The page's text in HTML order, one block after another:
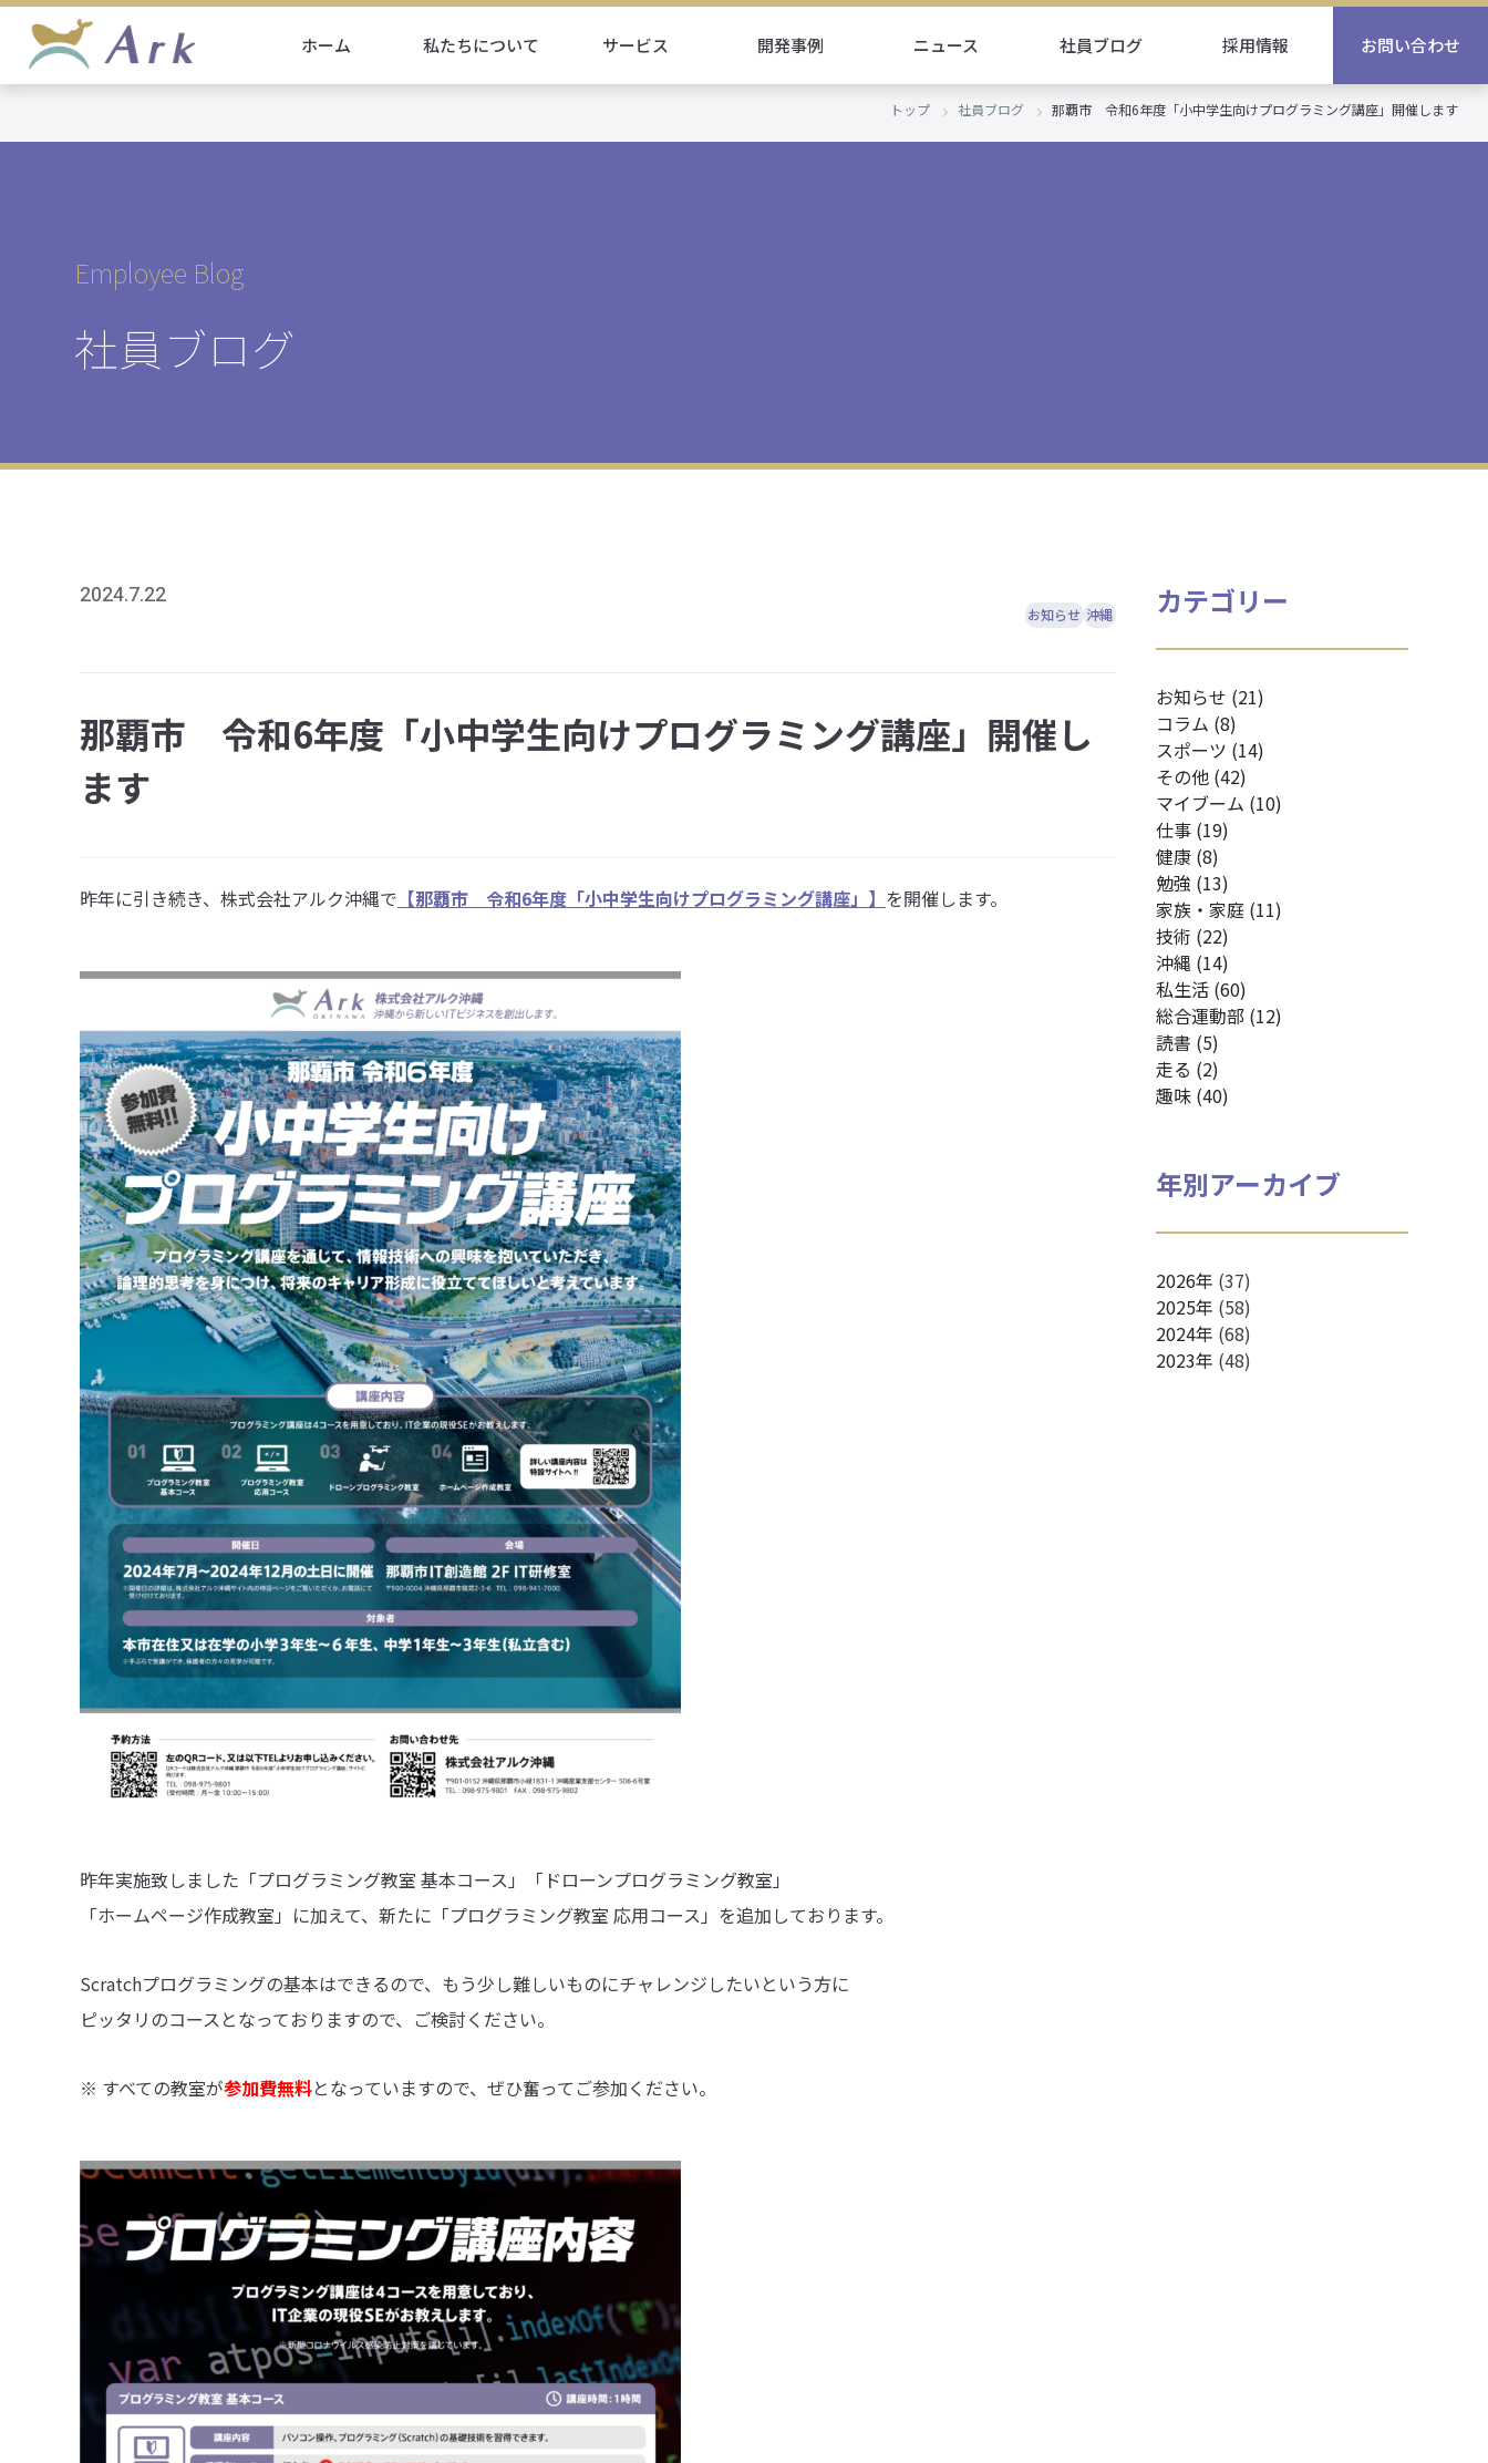
ホーム 私たちについて サービス 開発事例 ニュース 社員ブログ 採用情報 お問い合わせ
トップ 社員ブログ 那覇市 令和6年度「小中学生向けプログラミング講座」開催します
Employee Blog
社員ブログ
2024.7.22
お知らせ 沖縄
那覇市 令和6年度「小中学生向けプログラミング講座」開催し
ます
昨年に引き続き、株式会社アルク沖縄で 【那覇市 令和6年度「小中学生向けプログラミング講座」】 を開催します。
昨年実施致しました「プログラミング教室 基本コース」「ドローンプログラミング教室」
「ホームページ作成教室」に加えて、新たに「プログラミング教室 応用コース」を追加しております。
Scratchプログラミングの基本はできるので、もう少し難しいものにチャレンジしたいという方に
ピッタリのコースとなっておりますので、ご検討ください。
※ すべての教室が参加費無料となっていますので、ぜひ奮ってご参加ください。
カテゴリー
お知らせ (21)
コラム (8)
スポーツ (14)
その他 (42)
マイブーム (10)
仕事 (19)
健康 (8)
勉強 (13)
家族・家庭 (11)
技術 (22)
沖縄 (14)
私生活 (60)
総合運動部 (12)
読書 (5)
走る (2)
趣味 (40)
年別アーカイブ
2026年 (37)
2025年 (58)
2024年 (68)
2023年 (48)